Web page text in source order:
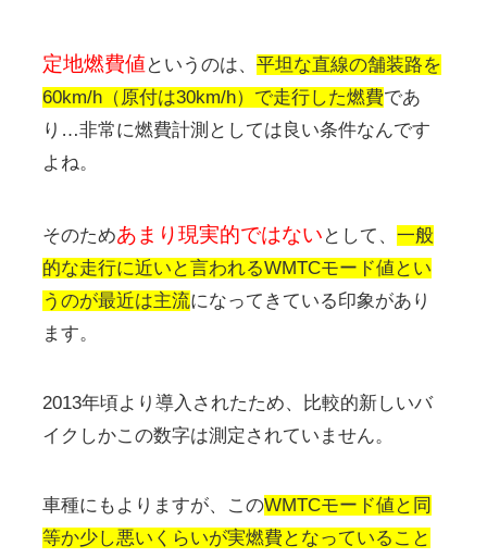
定地燃費値 というのは、 平坦な直線の舗装路を
60km/h（原付は30km/h）で走行した燃費であ
り…非常に燃費計測としては良い条件なんです
よね。
そのためあまり現実的ではない として、 一般
的な走行に近いと言われるWMTCモード値とい
うのが最近は主流になってきている印象があり
ます。
2013年頃より導入されたため、比較的新しいバ
イクしかこの数字は測定されていません。
車種にもよりますが、このWMTCモード値と同
等か少し悪いくらいが実燃費となっていること